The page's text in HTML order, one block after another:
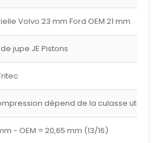
Volvo 23 mm Ford OEM 21 mm
jupe JE Pistons
dépend de la culasse
- OEM = 20,65 mm (13/16)